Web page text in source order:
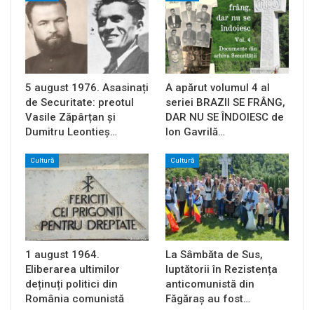
5 august 1976. Asasinați
de Securitate: preotul
Vasile Zăpârțan și
Dumitru Leontieș…
A apărut volumul 4 al
seriei BRAZII SE FRÂNG,
DAR NU SE ÎNDOIESC de
Ion Gavrilă…
Cultură
1 august 1964.
Eliberarea ultimilor
deținuți politici din
România comunistă
Cultură
La Sâmbăta de Sus,
luptătorii în Rezistența
anticomunistă din
Făgăraș au fost…